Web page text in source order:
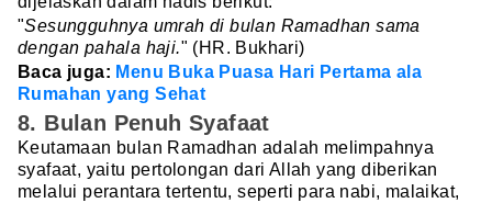
"Sesungguhnya umrah di bulan Ramadhan sama
dengan pahala haji." (HR. Bukhari)
Baca juga: Menu Buka Puasa Hari Pertama ala
Rumahan yang Sehat
8. Bulan Penuh Syafaat
Keutamaan bulan Ramadhan adalah melimpahnya
syafaat, yaitu pertolongan dari Allah yang diberikan
melalui perantara tertentu, seperti para nabi, malaikat,